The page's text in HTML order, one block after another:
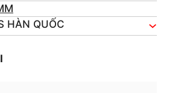
HÀN QUỐC